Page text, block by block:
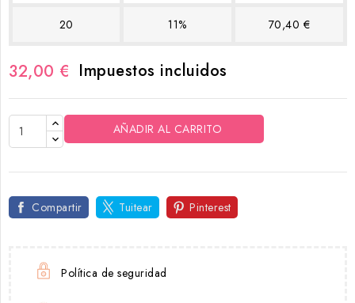
20 11% 70,40 €
32,00 € Impuestos incluidos
AÑADIR AL CARRITO
Compartir Tuitear Pinterest
Política de seguridad